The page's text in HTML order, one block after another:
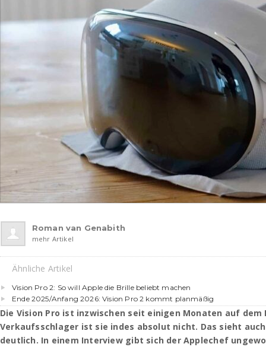
Roman van Genabith
mehr Artikel
Ähnliche Artikel
Vision Pro 2: So will Apple die Brille beliebt machen
Ende 2025/Anfang 2026: Vision Pro 2 kommt planmäßig
Die Vision Pro ist inzwischen seit einigen Monaten auf dem
Verkaufsschlager ist sie indes absolut nicht. Das sieht
deutlich. In einem Interview gibt sich der Applechef